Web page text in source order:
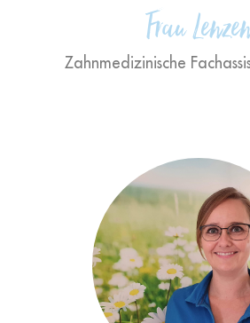
Frau
Zahnmedizinische
"Das Beste an